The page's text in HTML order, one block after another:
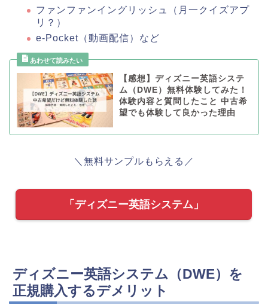
ファンファンイングリッシュ（月一クイズアプ
リ？）
e-Pocket（動画配信）など
【感想】ディズニー英語システ
ム（DWE）無料体験してみた！
体験内容と質問したこと 中古希
望でも体験して良かった理由
＼無料サンプルもらえる／
「ディズニー英語システム」
ディズニー英語システム（DWE）を
正規購入するデメリット